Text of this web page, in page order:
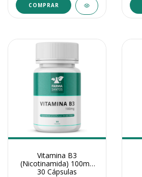
Vitamina B3
(Nicotinamida) 100mg
30 Cápsulas